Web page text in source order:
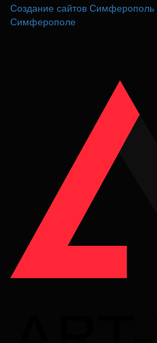
Создание сайтов Симферополь
Симферополе